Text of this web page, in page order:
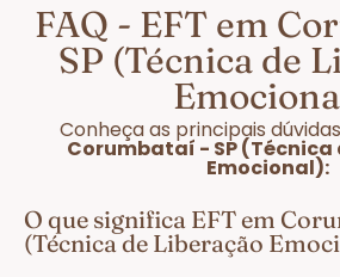
FAQ - EFT em
SP (Técnica de
Conheça as principais
Corumbataí - SP (Técnica
Emocional):
O que significa EFT em
(Técnica de Liberação